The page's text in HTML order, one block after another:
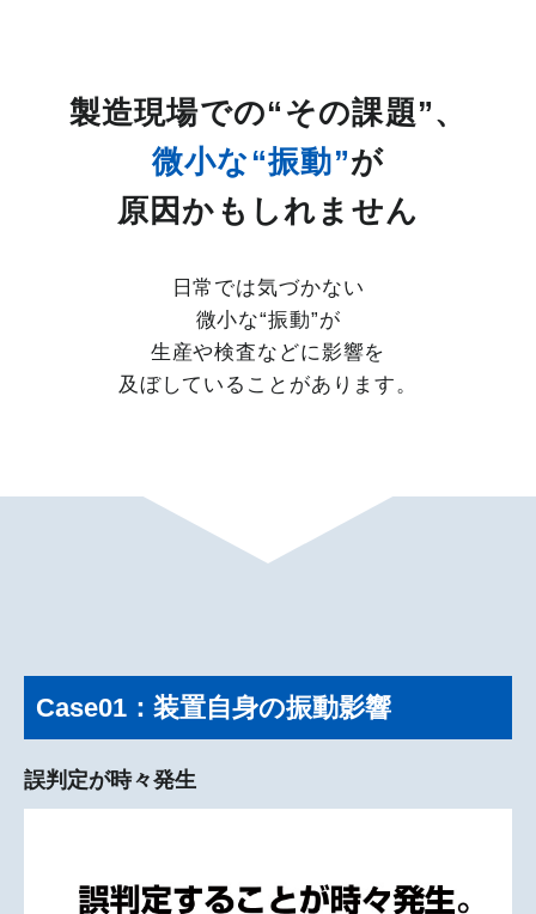
製造現場での“その課題”、
微小な“振動”が
原因かもしれません
日常では気づかない
微小な“振動”が
生産や検査などに影響を
及ぼしていることがあります。
Case01：装置自身の振動影響
誤判定が時々発生